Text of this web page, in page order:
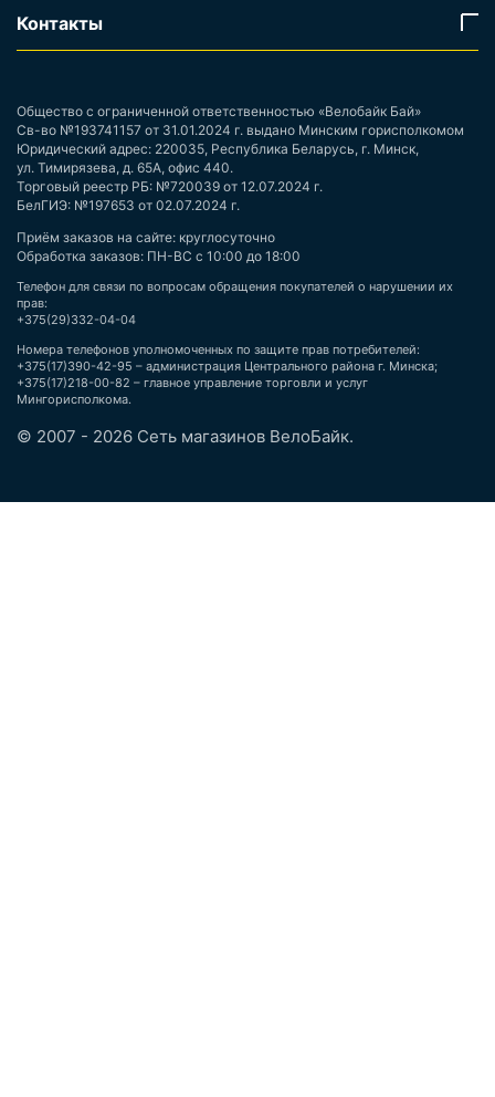
Контакты
Общество с ограниченной ответственностью «Велобайк Бай»
Св-во №193741157 от 31.01.2024 г. выдано Минским горисполкомом
Юридический адрес: 220035, Республика Беларусь, г. Минск,
ул. Тимирязева, д. 65А, офис 440.
Торговый реестр РБ: №720039 от 12.07.2024 г.
БелГИЭ: №197653 от 02.07.2024 г.
Приём заказов на сайте: круглосуточно
Обработка заказов: ПН-ВС с 10:00 до 18:00
Телефон для связи по вопросам обращения покупателей о нарушении их
прав:
+375(29)332-04-04
Номера телефонов уполномоченных по защите прав потребителей:
+375(17)390-42-95 – администрация Центрального района г. Минска;
+375(17)218-00-82 – главное управление торговли и услуг
Мингорисполкома.
© 2007 - 2026 Сеть магазинов ВелоБайк.